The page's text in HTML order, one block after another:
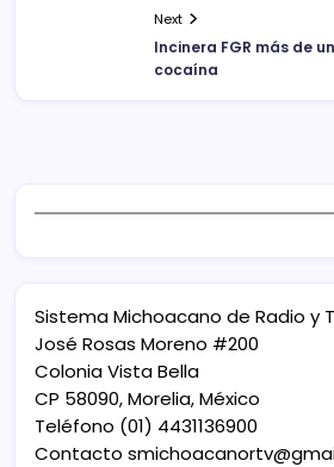
Next
Incinera FGR más de
cocaína
Sistema Michoacano de Radio y
José Rosas Moreno #200
Colonia Vista Bella
CP 58090, Morelia, México
Teléfono (01) 4431136900
Contacto